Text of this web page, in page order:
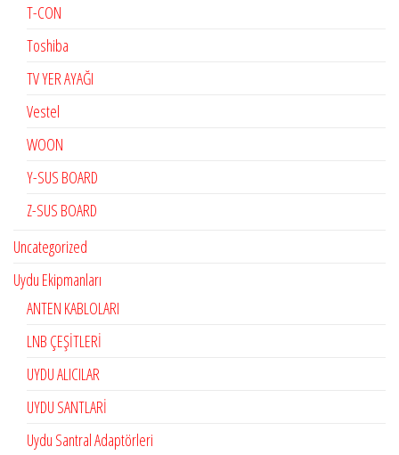
T-CON
Toshiba
TV YER AYAĞI
Vestel
WOON
Y-SUS BOARD
Z-SUS BOARD
Uncategorized
Uydu Ekipmanları
ANTEN KABLOLARI
LNB ÇEŞİTLERİ
UYDU ALICILAR
UYDU SANTLARİ
Uydu Santral Adaptörleri